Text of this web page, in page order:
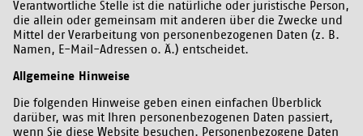
Verantwortliche Stelle ist die natürliche oder juristische Person,
die allein oder gemeinsam mit anderen über die Zwecke und
Mittel der Verarbeitung von personenbezogenen Daten (z. B.
Namen, E-Mail-Adressen o. Ä.) entscheidet.
Allgemeine Hinweise
Die folgenden Hinweise geben einen einfachen Überblick
darüber, was mit Ihren personenbezogenen Daten passiert,
wenn Sie diese Website besuchen. Personenbezogene Daten